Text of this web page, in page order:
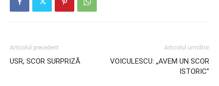
Articolul precedent
USR, SCOR SURPRIZĂ
Articolul următor
VOICULESCU: „AVEM UN SCOR
ISTORIC”